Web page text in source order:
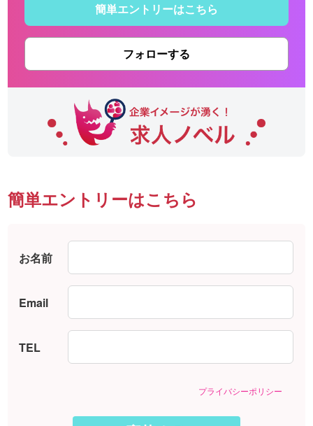
簡単エントリーはこちら
フォローする
簡単エントリーはこちら
お名前
Email
TEL
プライバシーポリシー